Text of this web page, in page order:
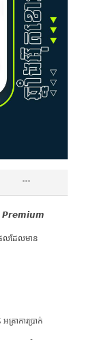
𝙋𝙧𝙚𝙢𝙞𝙪𝙢
លដែលមាន
អត្រាការប្រាក់